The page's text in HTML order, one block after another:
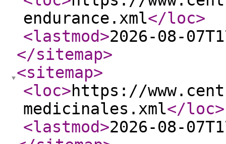
endurance.xml</loc>
<lastmod>2026-08-
</sitemap>
<sitemap>
<loc>https://
medicinales.xml</loc>
<lastmod>2026-08-